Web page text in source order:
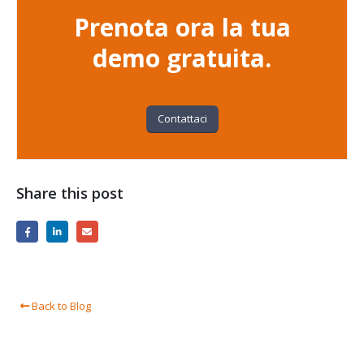
Prenota ora la tua
demo gratuita.
Contattaci
Share this post
Back to Blog